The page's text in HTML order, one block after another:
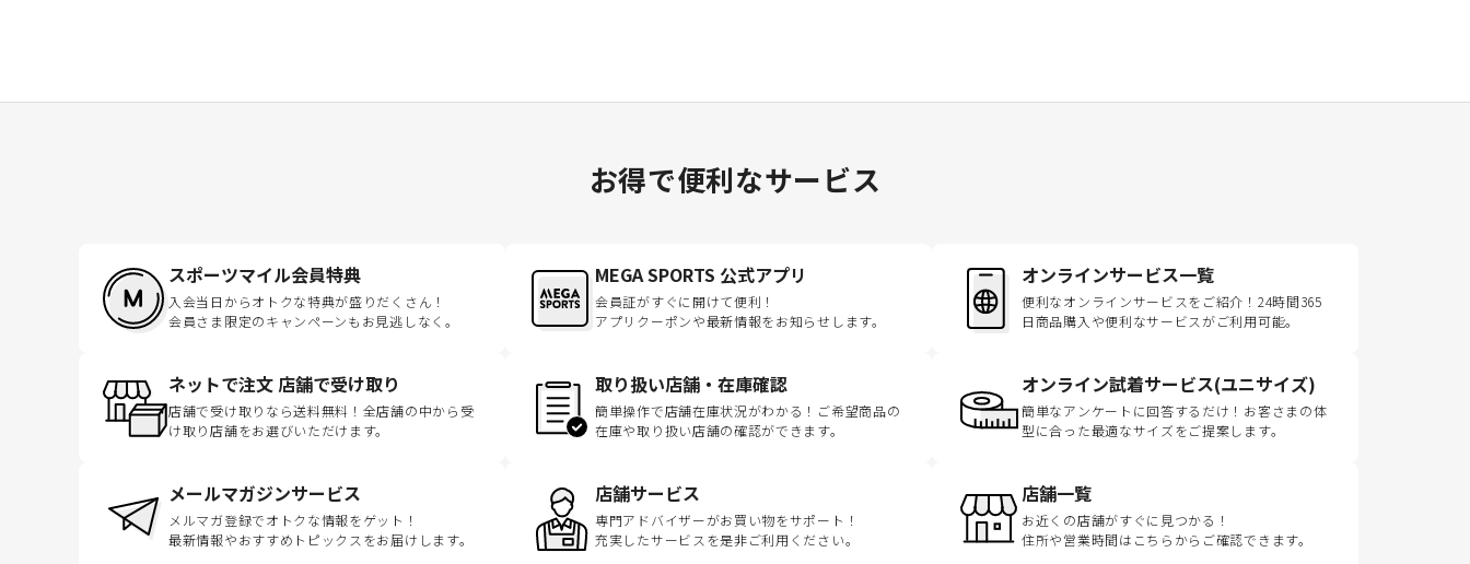
お得で便利なサービス
スポーツマイル会員特典
入会当日からオトクな特典が盛りだくさん！
会員さま限定のキャンペーンもお見逃しなく。
MEGA SPORTS 公式アプリ
会員証がすぐに開けて便利！
アプリクーポンや最新情報をお知らせします。
オンラインサービス一覧
便利なオンラインサービスをご紹介！24時間365
日商品購入や便利なサービスがご利用可能。
ネットで注文 店舗で受け取り
店舗で受け取りなら送料無料！全店舗の中から受
け取り店舗をお選びいただけます。
取り扱い店舗・在庫確認
簡単操作で店舗在庫状況がわかる！ご希望商品の
在庫や取り扱い店舗の確認ができます。
オンライン試着サービス(ユニサイズ)
簡単なアンケートに回答するだけ！お客さまの体
型に合った最適なサイズをご提案します。
メールマガジンサービス
メルマガ登録でオトクな情報をゲット！
最新情報やおすすめトピックスをお届けします。
店舗サービス
専門アドバイザーがお買い物をサポート！
充実したサービスを是非ご利用ください。
店舗一覧
お近くの店舗がすぐに見つかる！
住所や営業時間はこちらからご確認できます。